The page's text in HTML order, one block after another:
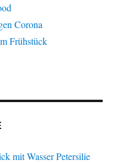
Corona
Frühstück
mit Wasser Petersilie